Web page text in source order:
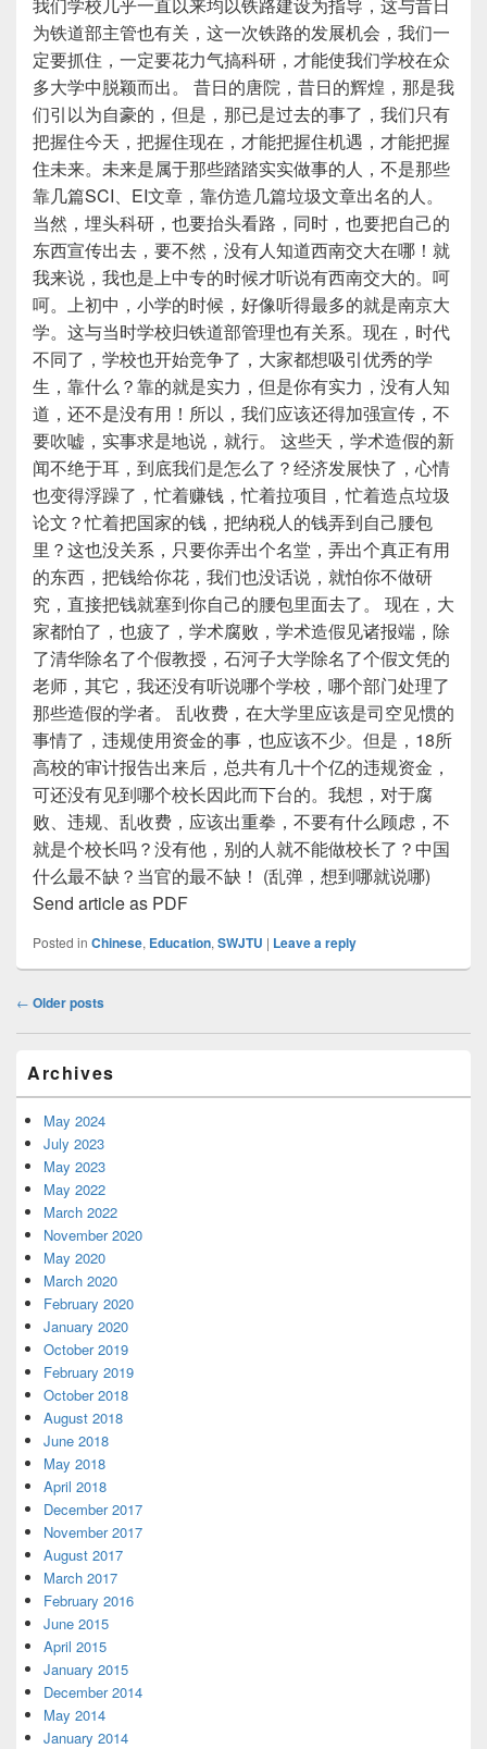
为铁道部主管也有关，这一次铁路的发展机会，我们一
定要抓住，一定要花力气搞科研，才能使我们学校在众
多大学中脱颖而出。 昔日的唐院，昔日的辉煌，那是我
们引以为自豪的，但是，那已是过去的事了，我们只有
把握住今天，把握住现在，才能把握住机遇，才能把握
住未来。未来是属于那些踏踏实实做事的人，不是那些
靠几篇SCI、EI文章，靠仿造几篇垃圾文章出名的人。
当然，埋头科研，也要抬头看路，同时，也要把自己的
东西宣传出去，要不然，没有人知道西南交大在哪！就
我来说，我也是上中专的时候才听说有西南交大的。呵
呵。上初中，小学的时候，好像听得最多的就是南京大
学。这与当时学校归铁道部管理也有关系。现在，时代
不同了，学校也开始竞争了，大家都想吸引优秀的学
生，靠什么？靠的就是实力，但是你有实力，没有人知
道，还不是没有用！所以，我们应该还得加强宣传，不
要吹嘘，实事求是地说，就行。 这些天，学术造假的新
闻不绝于耳，到底我们是怎么了？经济发展快了，心情
也变得浮躁了，忙着赚钱，忙着拉项目，忙着造点垃圾
论文？忙着把国家的钱，把纳税人的钱弄到自己腰包
里？这也没关系，只要你弄出个名堂，弄出个真正有用
的东西，把钱给你花，我们也没话说，就怕你不做研
究，直接把钱就塞到你自己的腰包里面去了。 现在，大
家都怕了，也疲了，学术腐败，学术造假见诸报端，除
了清华除名了个假教授，石河子大学除名了个假文凭的
老师，其它，我还没有听说哪个学校，哪个部门处理了
那些造假的学者。 乱收费，在大学里应该是司空见惯的
事情了，违规使用资金的事，也应该不少。但是，18所
高校的审计报告出来后，总共有几十个亿的违规资金，
可还没有见到哪个校长因此而下台的。我想，对于腐
败、违规、乱收费，应该出重拳，不要有什么顾虑，不
就是个校长吗？没有他，别的人就不能做校长了？中国
什么最不缺？当官的最不缺！ (乱弹，想到哪就说哪)
Send article as PDF
Posted in Chinese, Education, SWJTU | Leave a reply
Post
← Older posts
Sidebar
Widget
Area
Archives
May 2024
July 2023
May 2023
May 2022
March 2022
November 2020
May 2020
March 2020
February 2020
January 2020
October 2019
February 2019
October 2018
August 2018
June 2018
May 2018
April 2018
December 2017
November 2017
August 2017
March 2017
February 2016
June 2015
April 2015
January 2015
December 2014
May 2014
January 2014